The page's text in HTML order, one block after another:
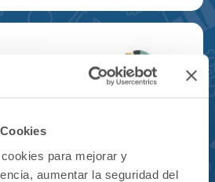
para mejorar y
aumentar la seguridad del